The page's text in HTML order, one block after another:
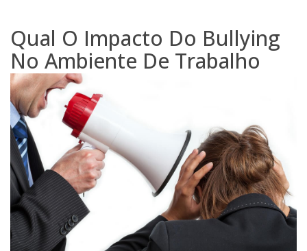
Qual O Impacto Do Bullying
No Ambiente De Trabalho